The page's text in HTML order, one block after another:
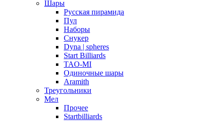
Шары
Русская пирамида
Пул
Наборы
Снукер
Dyna | spheres
Start Billiards
TAO-MI
Одиночные шары
Aramith
Треугольники
Мел
Прочее
Startbilliards